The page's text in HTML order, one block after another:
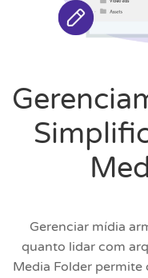
Gerenciar mídia
quanto lidar com
Media Folder permite